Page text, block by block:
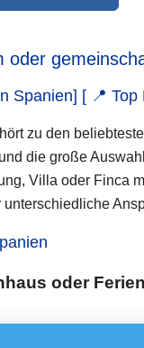
[ 📍 Top
zu den
die große
Villa oder Finca
oder